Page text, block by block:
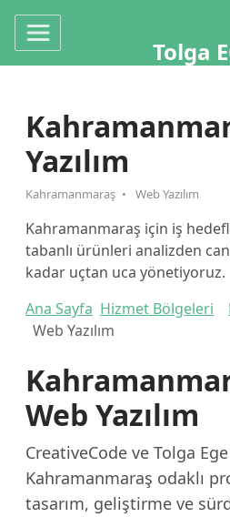
Tolga
Yazılım
Kahramanmaraş Web Yazılım
Kahramanmaraş için iş
tabanlı ürünleri analizden
kadar uçtan uca yönetiyoruz.
Ana Sayfa Hizmet Bölgeleri
Web Yazılım
Web Yazılım
CreativeCode ve Tolga
Kahramanmaraş odaklı
tasarım, geliştirme ve